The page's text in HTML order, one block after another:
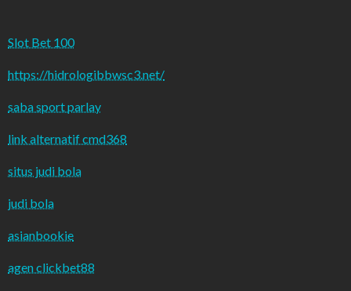
Slot Bet 100
https://hidrologibbwsc3.net/
saba sport parlay
link alternatif cmd368
situs judi bola
judi bola
asianbookie
agen clickbet88